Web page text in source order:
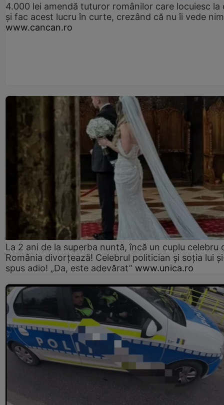
4.000 lei amendă tuturor românilor care locuiesc la
și fac acest lucru în curte, crezând că nu îi vede
www.cancan.ro
La 2 ani de la superba nuntă, încă un cuplu celebru
România divorțează! Celebrul politician și soția lui
spus adio! „Da, este adevărat” www.unica.ro